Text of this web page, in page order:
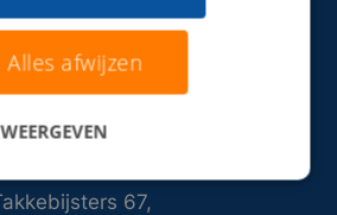
67,
Alles afwijzen